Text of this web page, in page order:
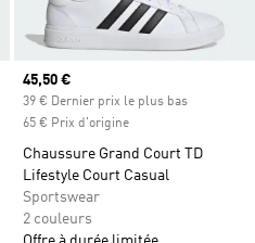
Prix actuel
45,50 €
39 € Dernier prix le plus bas
65 € Prix d'origine
Chaussure Grand Court TD
Lifestyle Court Casual
Sportswear
2 couleurs